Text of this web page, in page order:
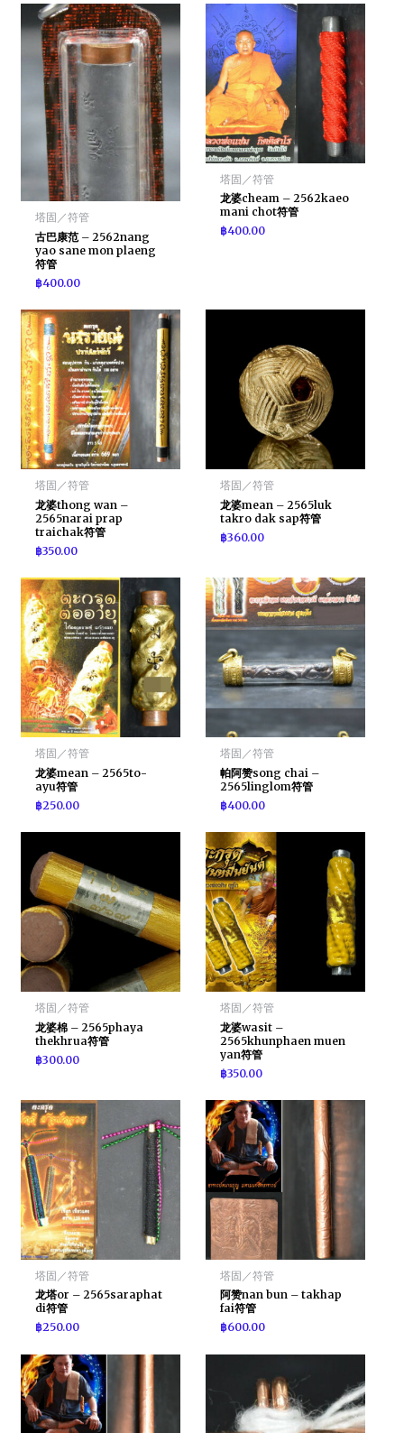
塔固／符管
古巴康范 – 2562nang
yao sane mon plaeng
符管
฿400.00
塔固／符管
龙婆cheam – 2562kaeo
mani chot符管
฿400.00
塔固／符管
龙婆thong wan –
2565narai prap
traichak符管
฿350.00
塔固／符管
龙婆mean – 2565luk
takro dak sap符管
฿360.00
塔固／符管
龙婆mean – 2565to-
ayu符管
฿250.00
塔固／符管
帕阿赞song chai –
2565linglom符管
฿400.00
塔固／符管
龙婆棉 – 2565phaya
thekhrua符管
฿300.00
塔固／符管
龙婆wasit –
2565khunphaen muen
yan符管
฿350.00
塔固／符管
龙塔or – 2565saraphat
di符管
฿250.00
塔固／符管
阿赞nan bun – takhap
fai符管
฿600.00